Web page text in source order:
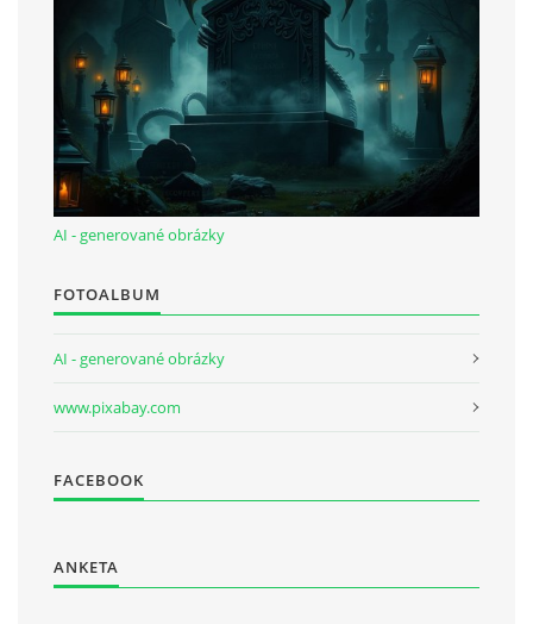
AI - generované obrázky
FOTOALBUM
AI - generované obrázky
www.pixabay.com
FACEBOOK
ANKETA